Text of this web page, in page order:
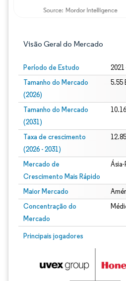
Visão Geral do Mercado
Período de Estudo 2021
Tamanho do Mercado
(2026)
5.55
Tamanho do Mercado
(2031)
Taxa de crescimento
(2026 - 2031)
Mercado de
Crescimento Mais Rápido
Maior Mercado
Concentração do
Mercado
Principais jogadores
Imagem © Mordor Intelligence. O reuso